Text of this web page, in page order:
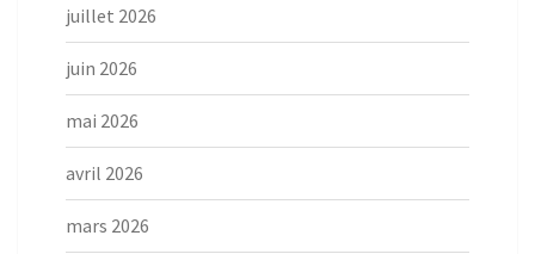
juillet 2026
juin 2026
mai 2026
avril 2026
mars 2026